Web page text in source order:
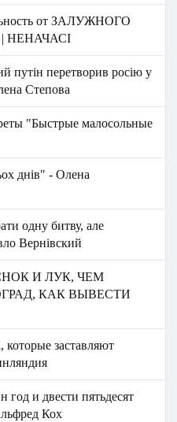
от ЗАЛУЖНОГО
| НЕНАЧАСІ
путін перетворив росію у
Степова
"Быстрые малосольные
днів" - Олена
одну битву, але
Вернівский
И ЛУК, ЧЕМ
КАК ВЫВЕСТИ
заставляют
год и двести пятьдесят
Кох